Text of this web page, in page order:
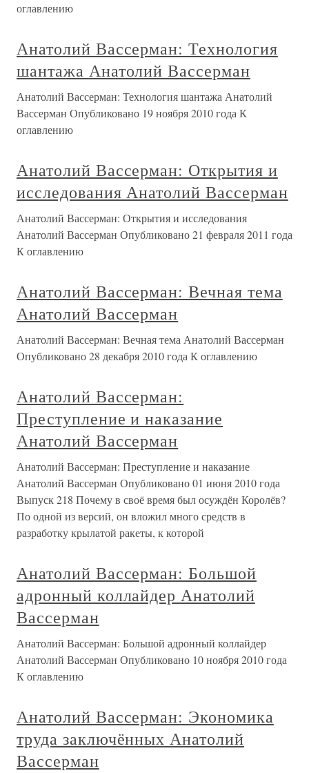
оглавлению
Анатолий Вассерман: Технология
шантажа Анатолий Вассерман
Анатолий Вассерман: Технология шантажа Анатолий
Вассерман Опубликовано 19 ноября 2010 года К
оглавлению
Анатолий Вассерман: Открытия и
исследования Анатолий Вассерман
Анатолий Вассерман: Открытия и исследования
Анатолий Вассерман Опубликовано 21 февраля 2011 года
К оглавлению
Анатолий Вассерман: Вечная тема
Анатолий Вассерман
Анатолий Вассерман: Вечная тема Анатолий Вассерман
Опубликовано 28 декабря 2010 года К оглавлению
Анатолий Вассерман:
Преступление и наказание
Анатолий Вассерман
Анатолий Вассерман: Преступление и наказание
Анатолий Вассерман Опубликовано 01 июня 2010 года
Выпуск 218 Почему в своё время был осуждён Королёв?
По одной из версий, он вложил много средств в
разработку крылатой ракеты, к которой
Анатолий Вассерман: Большой
адронный коллайдер Анатолий
Вассерман
Анатолий Вассерман: Большой адронный коллайдер
Анатолий Вассерман Опубликовано 10 ноября 2010 года
К оглавлению
Анатолий Вассерман: Экономика
труда заключённых Анатолий
Вассерман